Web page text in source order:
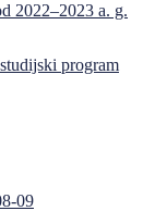
2022–2023 a. g.
program
09